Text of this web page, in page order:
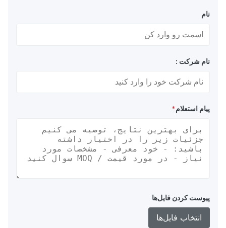
نام شرکت :
پیام استعلام*
پیوست کردن فایل‌ها
انتخاب فایل‌ها